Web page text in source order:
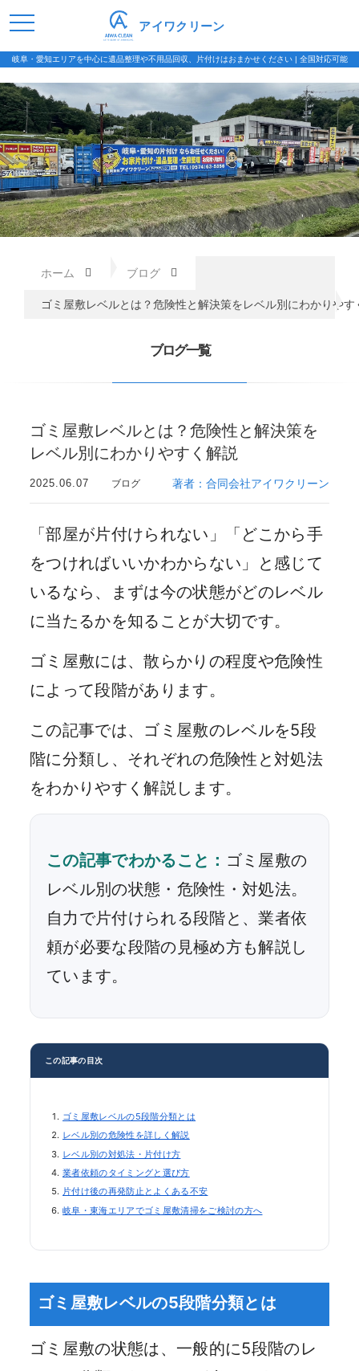
岐阜・愛知エリアを中心に遺品整理や不用品回収、片付けはおまかせください | 全国対応可能
アイワクリーン
ホーム ブログ
ゴミ屋敷レベルとは？危険性と解決策をレベル別にわかりやす
ブログ一覧
ゴミ屋敷レベルとは？危険性と解決策を
レベル別にわかりやすく解説
2025.06.07 ブログ 著者：合同会社アイワクリーン
「部屋が片付けられない」「どこから手
をつければいいかわからない」と感じて
いるなら、まずは今の状態がどのレベル
に当たるかを知ることが大切です。
ゴミ屋敷には、散らかりの程度や危険性
によって段階があります。
この記事では、ゴミ屋敷のレベルを5段
階に分類し、それぞれの危険性と対処法
をわかりやすく解説します。
この記事でわかること： ゴミ屋敷の
レベル別の状態・危険性・対処法。
自力で片付けられる段階と、業者依
頼が必要な段階の見極め方も解説し
ています。
この記事の目次
ゴミ屋敷レベルの5段階分類とは
レベル別の危険性を詳しく解説
レベル別の対処法・片付け方
業者依頼のタイミングと選び方
片付け後の再発防止とよくある不安
岐阜・東海エリアでゴミ屋敷清掃をご検討の方へ
ゴミ屋敷レベルの5段階分類とは
ゴミ屋敷の状態は、一般的に5段階のレ